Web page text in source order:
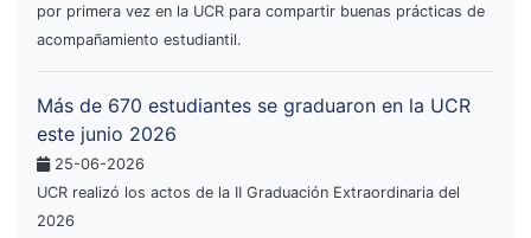
por primera vez en la UCR para compartir buenas prácticas de
acompañamiento estudiantil.
Más de 670 estudiantes se graduaron en la UCR
este junio 2026
25-06-2026
UCR realizó los actos de la II Graduación Extraordinaria del
2026